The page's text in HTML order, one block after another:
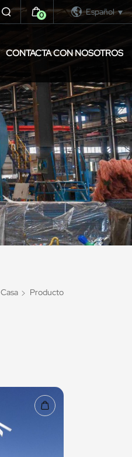
Español
0
CONTACTA CON NOSOTROS
Casa Producto